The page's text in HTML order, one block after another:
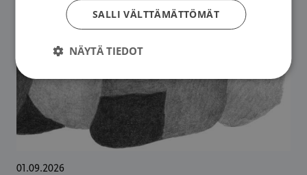
01.09.2026
SALLI VÄLTTÄMÄTTÖMÄT
NÄYTÄ TIEDOT